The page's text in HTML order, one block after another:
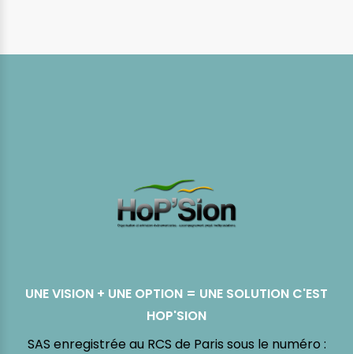
UNE VISION + UNE OPTION = UNE SOLUTION C'EST
HOP'SION
SAS enregistrée au RCS de Paris sous le numéro :